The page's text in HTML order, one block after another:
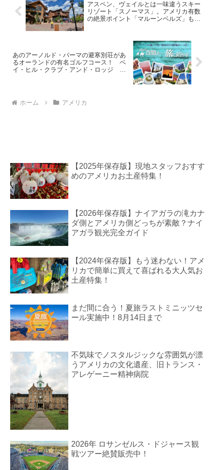
アスペン、ヴェイルとは一味違うスキー
リゾート「スノーマス」。アメリカ有数
の絶景ポイント「マルーンベルズ」も見
あのアーノルド・パーマの避寒別荘があ
るオーランドの有名ゴルフコース！ ベ
イ・ヒル・クラブ・アンド・ロッジ
ホーム アメリカ
【2025年保存版】現地スタッフおすす
めのアメリカお土産特集！
【2026年保存版】ナイアガラの滝カナ
ダ側とアメリカ側どっちが素敵？ナイ
アガラ観光完全ガイド
【2024年保存版】もう迷わない！アメ
リカで簡単に買えて喜ばれる大人気お
土産特集！
まだ間に合う！夏旅ラストミニッツセ
ール実施中！8月14日まで
不気味でノスタルジックな雰囲気が漂
うアメリカの文化遺産、旧トランス・
アレゲーニー精神病院
2026年 ロサンゼルス・ドジャース観
戦ツアー絶賛販売中！